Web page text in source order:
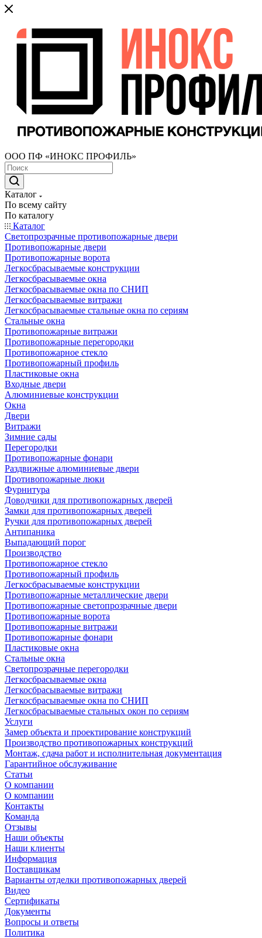
ООО ПФ «ИНОКС ПРОФИЛЬ»
Каталог
По всему сайту
По каталогу
Каталог
Светопрозрачные противопожарные двери
Противопожарные двери
Противопожарные ворота
Легкосбрасываемые конструкции
Легкосбрасываемые окна
Легкосбрасываемые окна по СНИП
Легкосбрасываемые витражи
Легкосбрасываемые стальные окна по сериям
Стальные окна
Противопожарные витражи
Противопожарные перегородки
Противопожарное стекло
Противопожарный профиль
Пластиковые окна
Входные двери
Алюминиевые конструкции
Окна
Двери
Витражи
Зимние сады
Перегородки
Противопожарные фонари
Раздвижные алюминиевые двери
Противопожарные люки
Фурнитура
Доводчики для противопожарных дверей
Замки для противопожарных дверей
Ручки для противопожарных дверей
Антипаника
Выпадающий порог
Производство
Противопожарное стекло
Противопожарный профиль
Легкосбрасываемые конструкции
Противопожарные металлические двери
Противопожарные светопрозрачные двери
Противопожарные ворота
Противопожарные витражи
Противопожарные фонари
Пластиковые окна
Стальные окна
Светопрозрачные перегородки
Легкосбрасываемые окна
Легкосбрасываемые витражи
Легкосбрасываемые окна по СНИП
Легкосбрасываемые стальных окон по сериям
Услуги
Замер объекта и проектирование конструкций
Производство противопожарных конструкций
Монтаж, сдача работ и исполнительная документация
Гарантийное обслуживание
Статьи
О компании
О компании
Контакты
Команда
Отзывы
Наши объекты
Наши клиенты
Информация
Поставщикам
Варианты отделки противопожарных дверей
Видео
Сертификаты
Документы
Вопросы и ответы
Политика